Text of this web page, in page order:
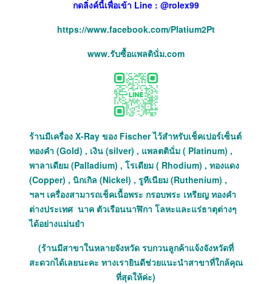
กดลิ่งค์นี้เพื่อเข้า Line : @rolex99
https://www.facebook.com/Platium2Pt
www.รับซื้อแพลตินั่ม.com
ร้านมีเครื่อง X-Ray ของ Fischer ไว้สำหรับเช็คเปอร์เซ็นต์
ทองคำ (Gold) , เงิน (silver) , แพลตตินั่ม ( Platinum) ,
พาลาเดียม (Palladium) , โรเดียม ( Rhodium) , ทองแดง
(Copper) , นิกเกิล (Nickel) , รูทีเนียม (Ruthenium) ,
ฯลฯ เครื่องสามารถเช็คเนื้อพระ กรอบพระ เหรียญ ทองคำ
ต่างประเทศ นาค ตัวเรือนนาฬิกา โลหะและแร่ธาตุต่างๆ
ได้อย่างแม่นยำ
(ร้านมีสาขาในหลายจังหวัด รบกวนลูกค้าแจ้งจังหวัดที่
สะดวกได้เลยนะคะ ทางเรายินดีช่วยแนะนำสาขาที่ใกล้คุณ
ที่สุดให้ค่ะ)